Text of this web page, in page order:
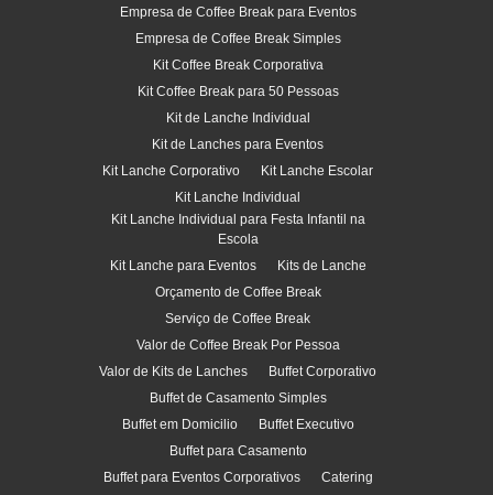
Empresa de Coffee Break para Eventos
Empresa de Coffee Break Simples
Kit Coffee Break Corporativa
Kit Coffee Break para 50 Pessoas
Kit de Lanche Individual
Kit de Lanches para Eventos
Kit Lanche Corporativo
Kit Lanche Escolar
Kit Lanche Individual
Kit Lanche Individual para Festa Infantil na
Escola
Kit Lanche para Eventos
Kits de Lanche
Orçamento de Coffee Break
Serviço de Coffee Break
Valor de Coffee Break Por Pessoa
Valor de Kits de Lanches
Buffet Corporativo
Buffet de Casamento Simples
Buffet em Domicilio
Buffet Executivo
Buffet para Casamento
Buffet para Eventos Corporativos
Catering